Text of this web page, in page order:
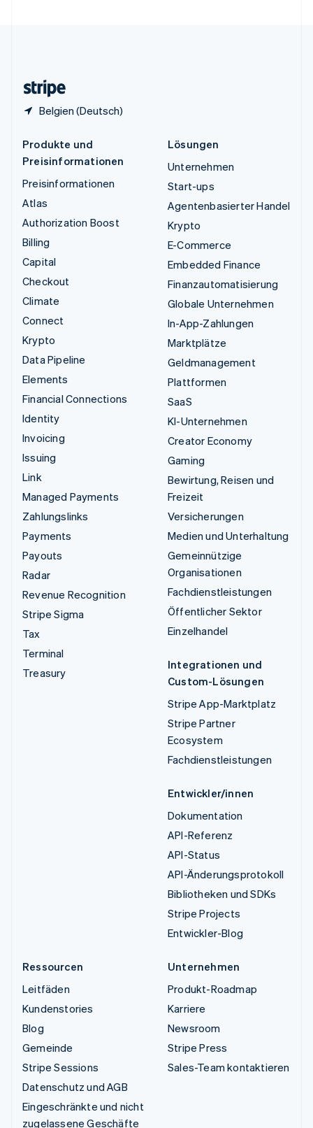
Belgien (Deutsch)
Produkte und
Preisinformationen
Preisinformationen
Atlas
Authorization Boost
Billing
Capital
Checkout
Climate
Connect
Krypto
Data Pipeline
Elements
Financial Connections
Identity
Invoicing
Issuing
Link
Managed Payments
Zahlungslinks
Payments
Payouts
Radar
Revenue Recognition
Stripe Sigma
Tax
Terminal
Treasury
Lösungen
Unternehmen
Start-ups
Agentenbasierter Handel
Krypto
E-Commerce
Embedded Finance
Finanzautomatisierung
Globale Unternehmen
In-App-Zahlungen
Marktplätze
Geldmanagement
Plattformen
SaaS
KI-Unternehmen
Creator Economy
Gaming
Bewirtung, Reisen und
Freizeit
Versicherungen
Medien und Unterhaltung
Gemeinnützige
Organisationen
Fachdienstleistungen
Öffentlicher Sektor
Einzelhandel
Integrationen und
Custom-Lösungen
Stripe App-Marktplatz
Stripe Partner
Ecosystem
Fachdienstleistungen
Entwickler/innen
Dokumentation
API-Referenz
API-Status
API-Änderungsprotokoll
Bibliotheken und SDKs
Stripe Projects
Entwickler-Blog
Ressourcen
Leitfäden
Kundenstories
Blog
Gemeinde
Stripe Sessions
Datenschutz und AGB
Eingeschränkte und nicht
zugelassene Geschäfte
Unternehmen
Produkt-Roadmap
Karriere
Newsroom
Stripe Press
Sales-Team kontaktieren